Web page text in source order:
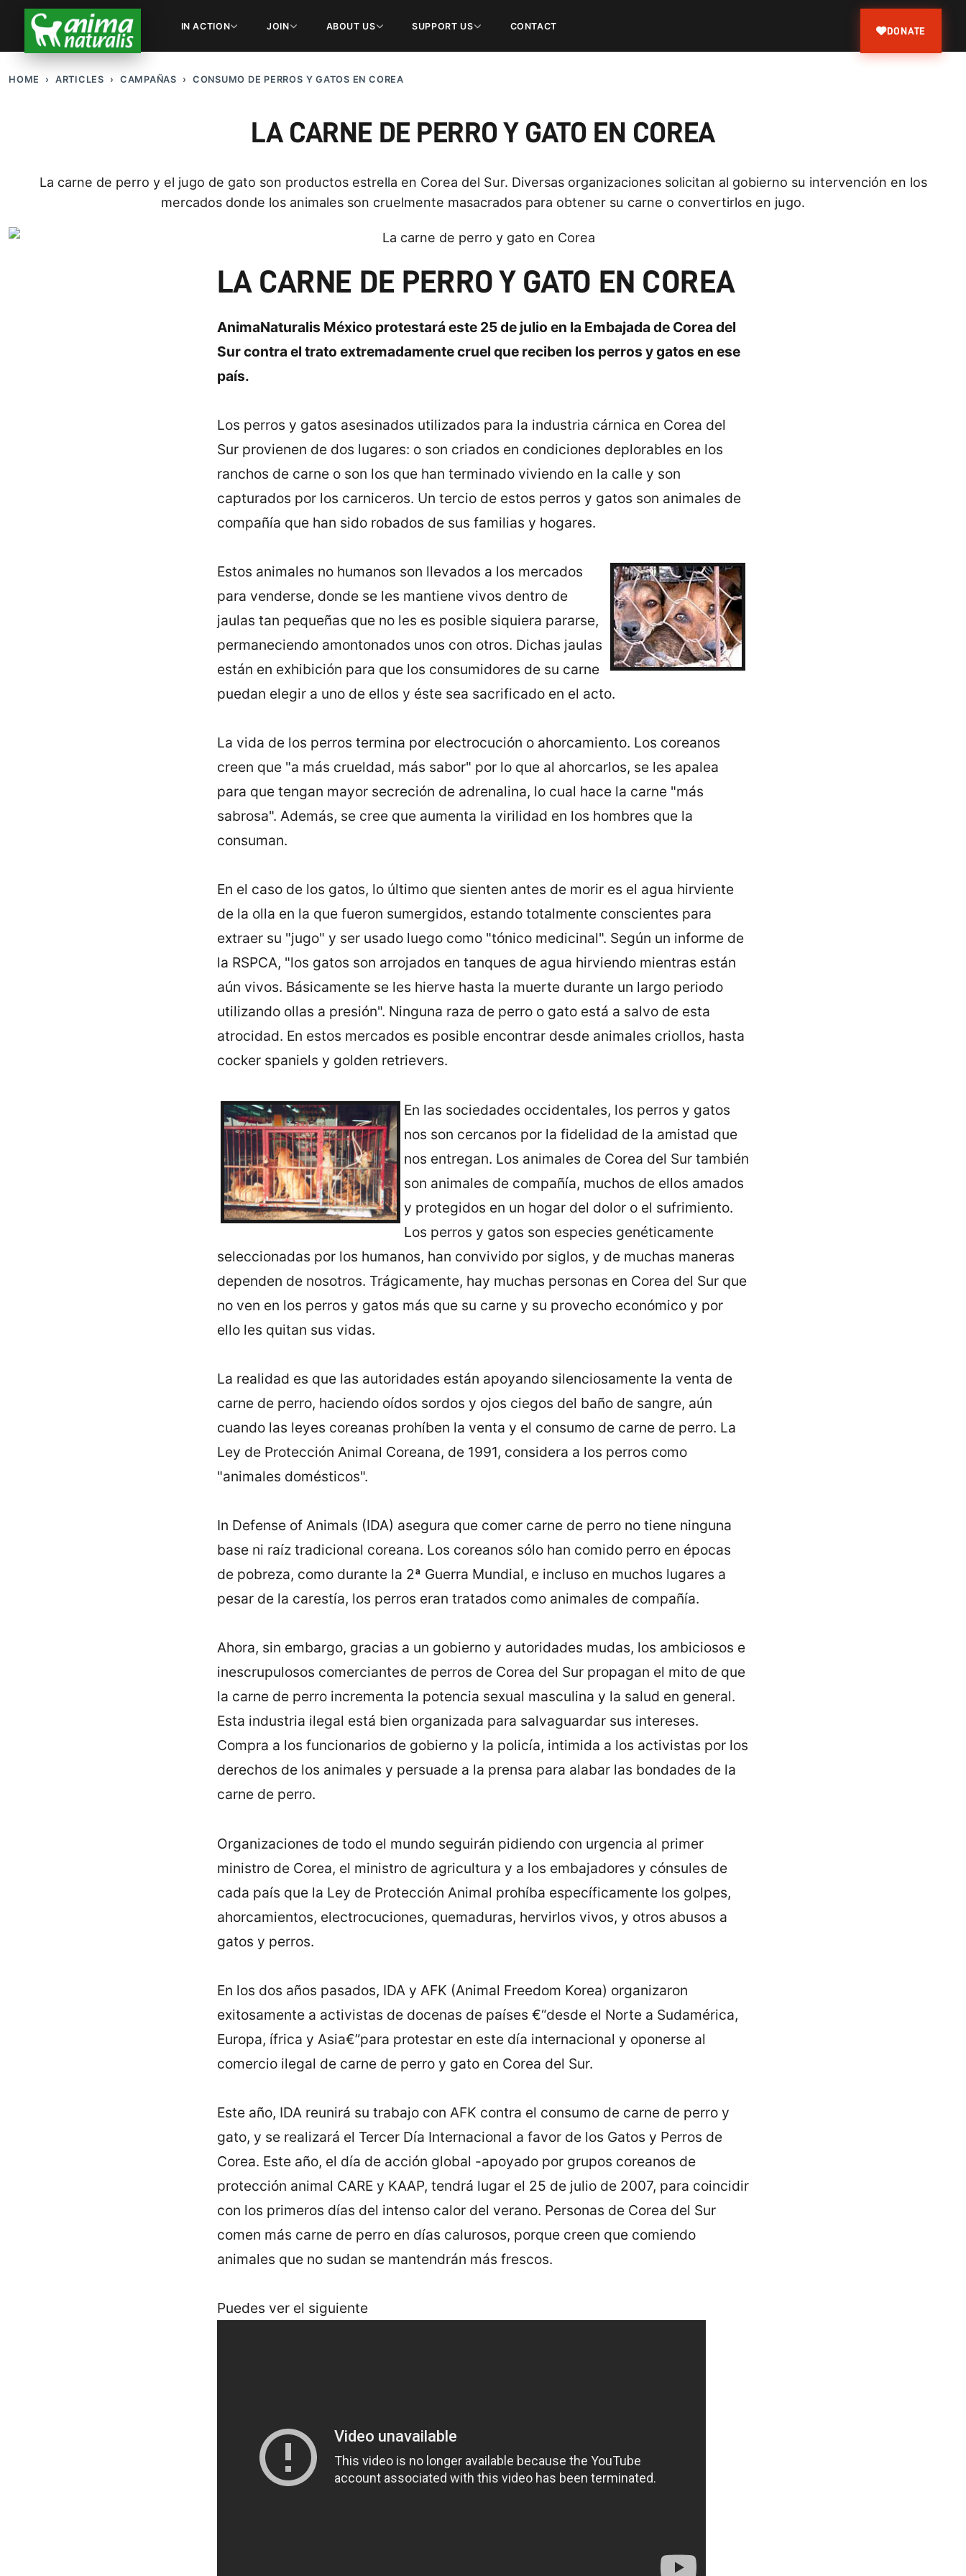
IN ACTION JOIN ABOUT US SUPPORT US CONTACT DONATE
HOME ARTICLES CAMPAÑAS CONSUMO DE PERROS Y GATOS EN COREA
LA CARNE DE PERRO Y GATO EN COREA
La carne de perro y el jugo de gato son productos estrella en Corea del Sur. Diversas organizaciones solicitan al gobierno su intervención en los
mercados donde los animales son cruelmente masacrados para obtener su carne o convertirlos en jugo.
LA CARNE DE PERRO Y GATO EN COREA
AnimaNaturalis México protestará este 25 de julio en la Embajada de Corea del
Sur contra el trato extremadamente cruel que reciben los perros y gatos en ese
paí­s.
Los perros y gatos asesinados utilizados para la industria cárnica en Corea del
Sur provienen de dos lugares: o son criados en condiciones deplorables en los
ranchos de carne o son los que han terminado viviendo en la calle y son
capturados por los carniceros. Un tercio de estos perros y gatos son animales de
compañí­a que han sido robados de sus familias y hogares.
Estos animales no humanos son llevados a los mercados
para venderse, donde se les mantiene vivos dentro de
jaulas tan pequeñas que no les es posible siquiera pararse,
permaneciendo amontonados unos con otros. Dichas jaulas
están en exhibición para que los consumidores de su carne
puedan elegir a uno de ellos y éste sea sacrificado en el acto.
La vida de los perros termina por electrocución o ahorcamiento. Los coreanos
creen que "a más crueldad, más sabor" por lo que al ahorcarlos, se les apalea
para que tengan mayor secreción de adrenalina, lo cual hace la carne "más
sabrosa". Además, se cree que aumenta la virilidad en los hombres que la
consuman.
En el caso de los gatos, lo último que sienten antes de morir es el agua hirviente
de la olla en la que fueron sumergidos, estando totalmente conscientes para
extraer su "jugo" y ser usado luego como "tónico medicinal". Según un informe de
la RSPCA, "los gatos son arrojados en tanques de agua hirviendo mientras están
aún vivos. Básicamente se les hierve hasta la muerte durante un largo periodo
utilizando ollas a presión". Ninguna raza de perro o gato está a salvo de esta
atrocidad. En estos mercados es posible encontrar desde animales criollos, hasta
cocker spaniels y golden retrievers.
En las sociedades occidentales, los perros y gatos
nos son cercanos por la fidelidad de la amistad que
nos entregan. Los animales de Corea del Sur también
son animales de compañí­a, muchos de ellos amados
y protegidos en un hogar del dolor o el sufrimiento.
Los perros y gatos son especies genéticamente
seleccionadas por los humanos, han convivido por siglos, y de muchas maneras
dependen de nosotros. Trágicamente, hay muchas personas en Corea del Sur que
no ven en los perros y gatos más que su carne y su provecho económico y por
ello les quitan sus vidas.
La realidad es que las autoridades están apoyando silenciosamente la venta de
carne de perro, haciendo oí­dos sordos y ojos ciegos del baño de sangre, aún
cuando las leyes coreanas prohí­ben la venta y el consumo de carne de perro. La
Ley de Protección Animal Coreana, de 1991, considera a los perros como
"animales domésticos".
In Defense of Animals (IDA) asegura que comer carne de perro no tiene ninguna
base ni raí­z tradicional coreana. Los coreanos sólo han comido perro en épocas
de pobreza, como durante la 2ª Guerra Mundial, e incluso en muchos lugares a
pesar de la carestí­a, los perros eran tratados como animales de compañí­a.
Ahora, sin embargo, gracias a un gobierno y autoridades mudas, los ambiciosos e
inescrupulosos comerciantes de perros de Corea del Sur propagan el mito de que
la carne de perro incrementa la potencia sexual masculina y la salud en general.
Esta industria ilegal está bien organizada para salvaguardar sus intereses.
Compra a los funcionarios de gobierno y la policí­a, intimida a los activistas por los
derechos de los animales y persuade a la prensa para alabar las bondades de la
carne de perro.
Organizaciones de todo el mundo seguirán pidiendo con urgencia al primer
ministro de Corea, el ministro de agricultura y a los embajadores y cónsules de
cada paí­s que la Ley de Protección Animal prohí­ba especí­ficamente los golpes,
ahorcamientos, electrocuciones, quemaduras, hervirlos vivos, y otros abusos a
gatos y perros.
En los dos años pasados, IDA y AFK (Animal Freedom Korea) organizaron
exitosamente a activistas de docenas de paí­ses €“desde el Norte a Sudamérica,
Europa, ífrica y Asia€”para protestar en este dí­a internacional y oponerse al
comercio ilegal de carne de perro y gato en Corea del Sur.
Este año, IDA reunirá su trabajo con AFK contra el consumo de carne de perro y
gato, y se realizará el Tercer Dí­a Internacional a favor de los Gatos y Perros de
Corea. Este año, el dí­a de acción global -apoyado por grupos coreanos de
protección animal CARE y KAAP, tendrá lugar el 25 de julio de 2007, para coincidir
con los primeros dí­as del intenso calor del verano. Personas de Corea del Sur
comen más carne de perro en dí­as calurosos, porque creen que comiendo
animales que no sudan se mantendrán más frescos.
Puedes ver el siguiente